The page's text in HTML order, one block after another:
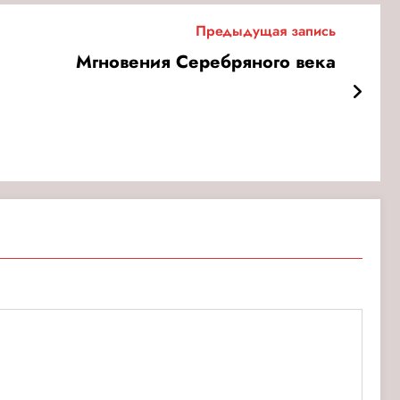
Предыдущая запись
Мгновения Серебряного века